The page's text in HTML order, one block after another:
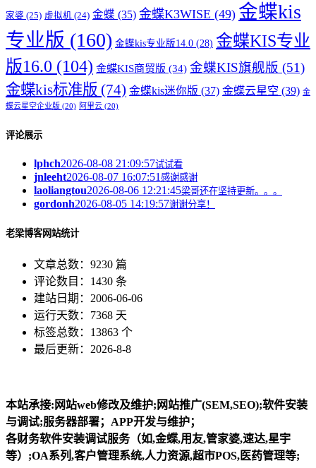
家婆 (25) 虚拟机 (24) 金蝶 (35) 金蝶K3WISE (49) 金蝶kis
专业版 (160) 金蝶kis专业版14.0 (28) 金蝶KIS专业
版16.0 (104) 金蝶KIS商贸版 (34) 金蝶KIS旗舰版 (51)
金蝶kis标准版 (74) 金蝶kis迷你版 (37) 金蝶云星空 (39) 金
蝶云星空企业版 (20) 阿里云 (20)
评论展示
lphch2026-08-08 21:09:57试试看
jnleeht2026-08-07 16:07:51 感谢感谢
laoliangtou2026-08-06 12:21:45梁哥还在坚持更新。。。
gordonh2026-08-05 14:19:57谢谢分享！
老梁博客网站统计
文章总数：9230 篇
评论数目：1430 条
建站日期：2006-06-06
运行天数：7368 天
标签总数：13863 个
最后更新：2026-8-8
本站承接:网站web修改及维护;网站推广(SEM,SEO);软件安装
与调试;服务器部署；APP开发与维护；
各财务软件安装调试服务（如,金蝶,用友,管家婆,速达,星宇
等）;OA系列,客户管理系统,人力资源,超市POS,医药管理等;